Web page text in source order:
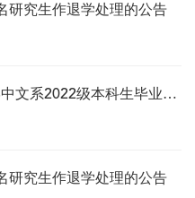
研究生作退学处理的公告
文系2022级本科生毕业论
审细则
研究生作退学处理的公告